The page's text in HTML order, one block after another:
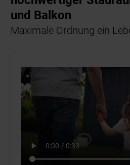
und Balkon
Maximale Ordnung ein